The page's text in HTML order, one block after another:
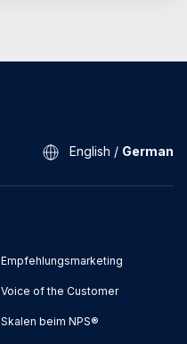
English / German
Empfehlungsmarketing
Voice of the Customer
Skalen beim NPS®